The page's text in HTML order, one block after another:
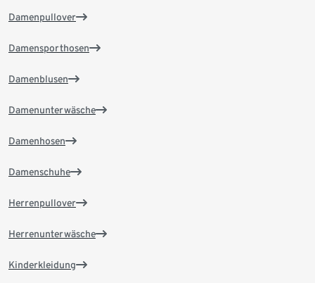
Damenpullover
Damensporthosen
Damenblusen
Damenunterwäsche
Damenhosen
Damenschuhe
Herrenpullover
Herrenunterwäsche
Kinderkleidung